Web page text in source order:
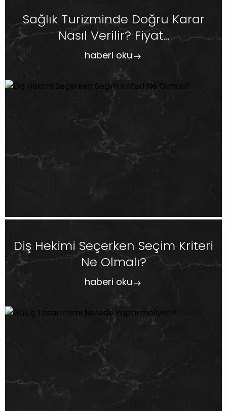
Sağlık Turizminde Doğru Karar
Nasıl Verilir? Fiyat...
haberi oku
Diş Hekimi Seçerken Seçim Kriteri
Ne Olmalı?
haberi oku